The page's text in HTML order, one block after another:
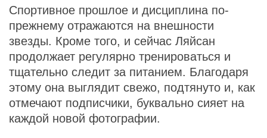
Спортивное прошлое и дисциплина по-
прежнему отражаются на внешности
звезды. Кроме того, и сейчас Ляйсан
продолжает регулярно тренироваться и
тщательно следит за питанием. Благодаря
этому она выглядит свежо, подтянуто и, как
отмечают подписчики, буквально сияет на
каждой новой фотографии.